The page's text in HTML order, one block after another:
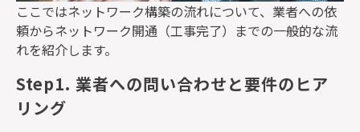
ここではネットワーク構築の流れについて、業者への依
頼からネットワーク開通（工事完了）までの一般的な流
れを紹介します。
Step1. 業者への問い合わせと要件のヒア
リング